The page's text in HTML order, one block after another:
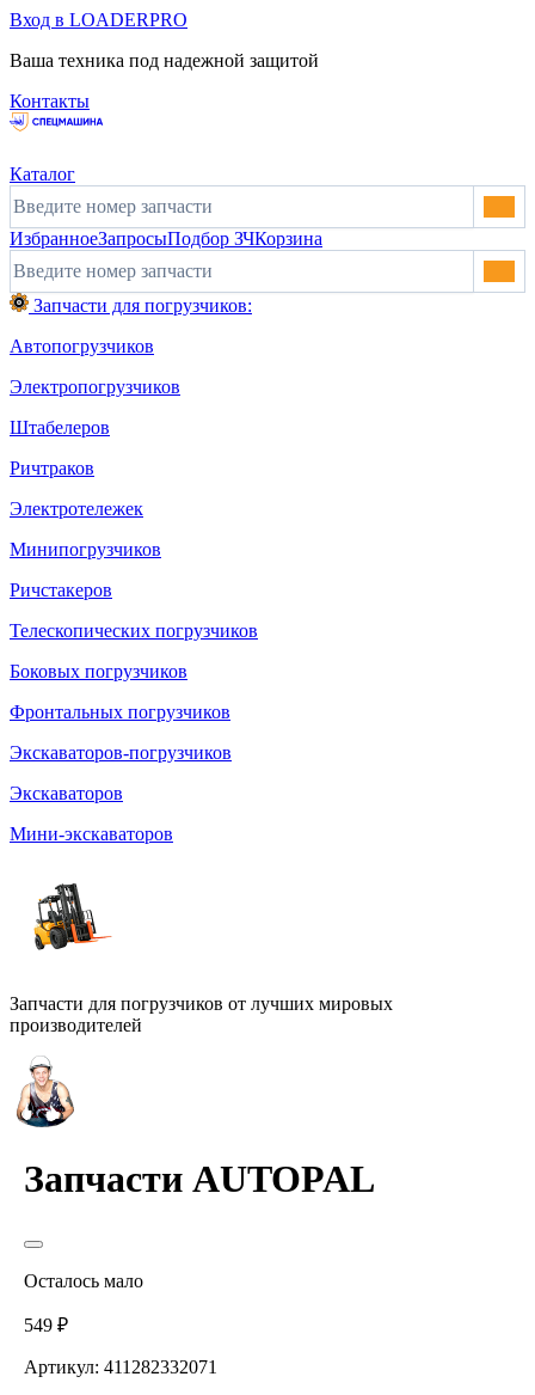
Вход в LOADERPRO
Ваша техника под надежной защитой
Контакты
Каталог
ИзбранноеЗапросыПодбор ЗЧКорзина
Запчасти для погрузчиков:
Автопогрузчиков
Электропогрузчиков
Штабелеров
Ричтраков
Электротележек
Минипогрузчиков
Ричстакеров
Телескопических погрузчиков
Боковых погрузчиков
Фронтальных погрузчиков
Экскаваторов-погрузчиков
Экскаваторов
Мини-экскаваторов
Запчасти для погрузчиков от лучших мировых
производителей
Запчасти AUTOPAL
Осталось мало
549 ₽
Артикул: 411282332071